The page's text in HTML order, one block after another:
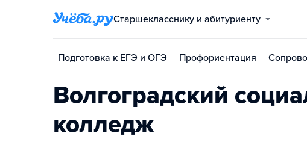
Старшекласснику и абитуриенту
Подготовка к ЕГЭ и ОГЭ Профориентация
Волгоградский
колледж